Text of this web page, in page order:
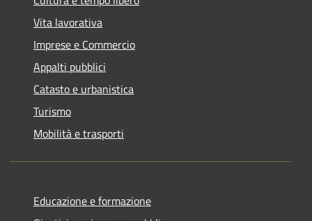
Vita lavorativa
Imprese e Commercio
Appalti pubblici
Catasto e urbanistica
Turismo
Mobilità e trasporti
Educazione e formazione